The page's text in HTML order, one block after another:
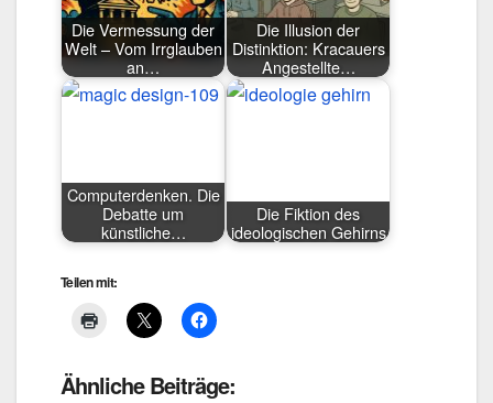
Die Vermessung der
Welt – Vom Irrglauben
an…
Die Illusion der
Distinktion: Kracauers
Angestellte…
Computerdenken. Die
Debatte um
künstliche…
Die Fiktion des
ideologischen Gehirns
Teilen mit:
Ähnliche Beiträge: